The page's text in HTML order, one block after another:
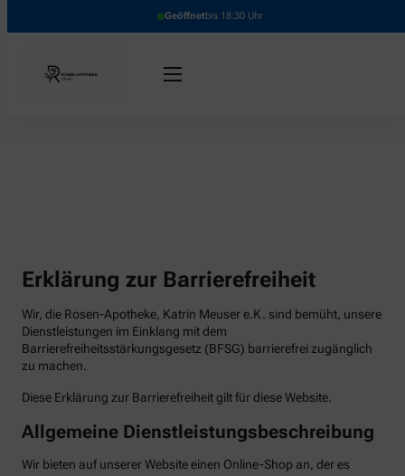
Geöffnetbis 18:30 Uhr
Erklärung zur Barrierefreiheit
Wir, die Rosen-Apotheke, Katrin Meuser e.K. sind bemüht, unsere
Dienstleistungen im Einklang mit dem
Barrierefreiheitsstärkungsgesetz (BFSG) barrierefrei zugänglich
zu machen.
Diese Erklärung zur Barrierefreiheit gilt für diese Website.
Allgemeine Dienstleistungsbeschreibung
Wir bieten auf unserer Website einen Online-Shop an, der es